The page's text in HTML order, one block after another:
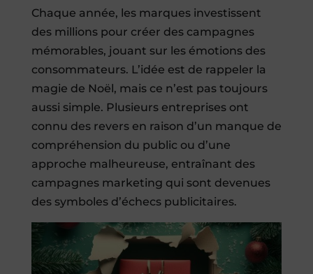
Chaque année, les marques investissent
des millions pour créer des campagnes
mémorables, jouant sur les émotions des
consommateurs. L’idée est de rappeler la
magie de Noël, mais ce n’est pas toujours
aussi simple. Plusieurs entreprises ont
connu des revers en raison d’un manque de
compréhension du public ou d’une
approche malheureuse, entraînant des
campagnes marketing qui sont devenues
des symboles d’échecs publicitaires.